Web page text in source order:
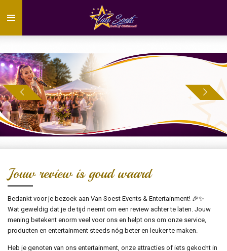
direct
hoofdinhoud
Jouw review is goud waard
Bedankt voor je bezoek aan Van Soest Events & Entertainment! 🎉✨
Wat geweldig dat je de tijd neemt om een review achter te laten. Jouw
mening betekent enorm veel voor ons en helpt ons om onze service,
producten en entertainment steeds nóg beter en leuker te maken.
Heb je genoten van ons entertainment, onze attracties of iets gekocht in